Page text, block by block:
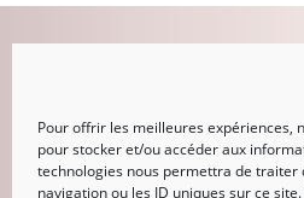
Pour offrir les meilleures expériences,
pour stocker et/ou accéder aux
technologies nous permettra de traiter
navigation ou les ID uniques sur ce